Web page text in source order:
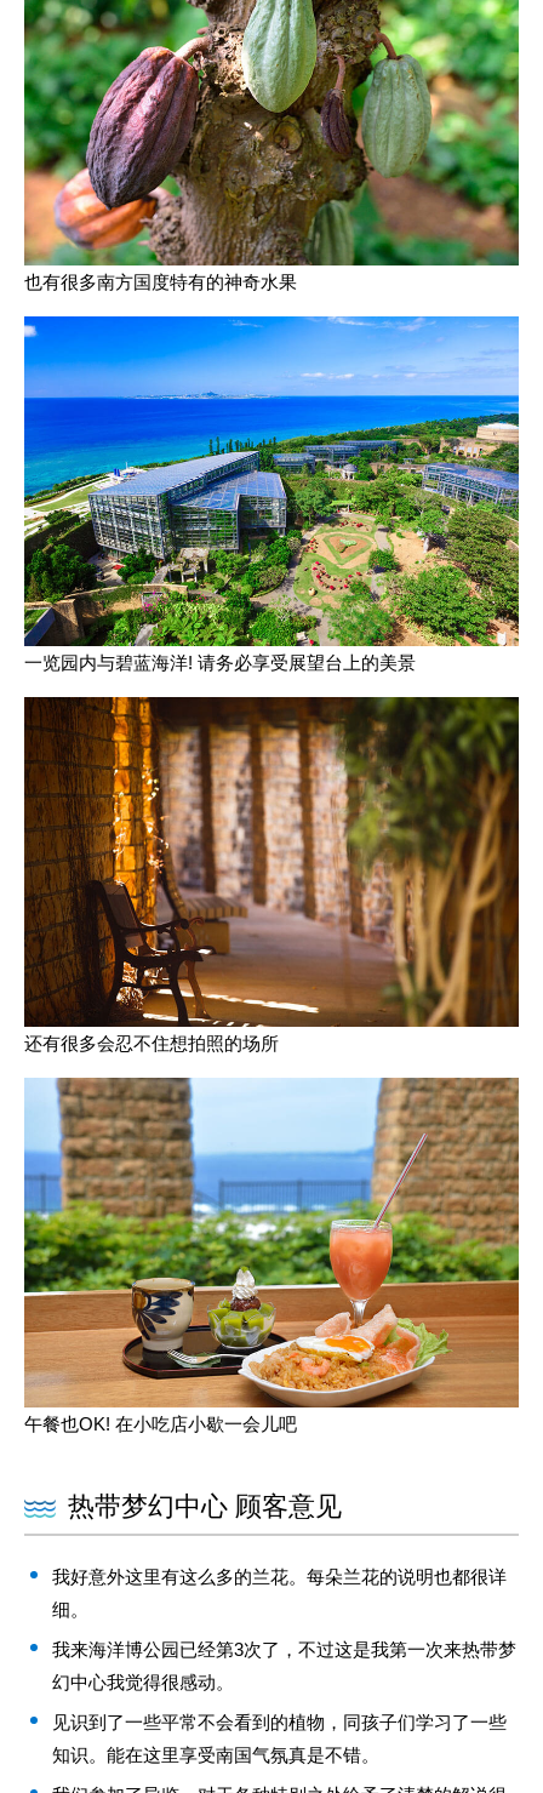
也有很多南方国度特有的神奇水果
一览园内与碧蓝海洋! 请务必享受展望台上的美景
还有很多会忍不住想拍照的场所
午餐也OK! 在小吃店小歇一会儿吧
热带梦幻中心 顾客意见
我好意外这里有这么多的兰花。每朵兰花的说明也都很详
细。
我来海洋博公园已经第3次了，不过这是我第一次来热带梦
幻中心我觉得很感动。
见识到了一些平常不会看到的植物，同孩子们学习了一些
知识。能在这里享受南国气氛真是不错。